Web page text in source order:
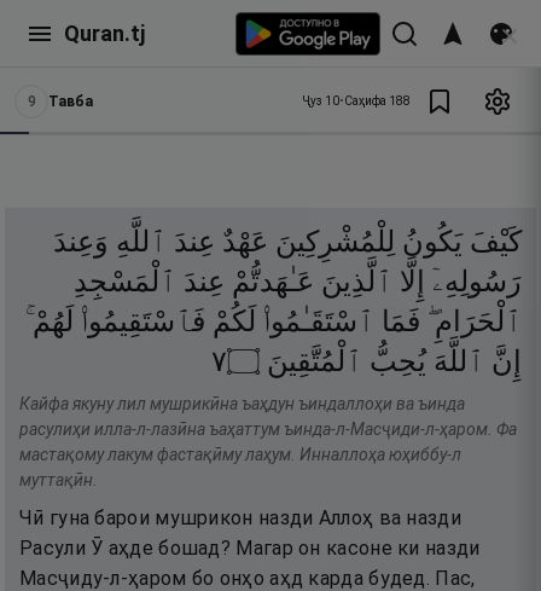
Quran.tj
9 Тавба Ҷуз 10•Саҳифа 188
كَيْفَ يَكُونُ لِلْمُشْرِكِينَ عَهْدٌ عِندَ ٱللَّهِ وَعِندَ
رَسُولِهِۦٓ
إِلَّا ٱلَّذِينَ عَـٰهَدتُّمْ عِندَ ٱلْمَسْجِدِ
ٱلْحَرَامِ ۖ فَمَا ٱسْتَقَـٰمُوا۟ لَكُمْ فَٱسْتَقِيمُوا۟ لَهُمْ ۚ
إِنَّ ٱللَّهَ يُحِبُّ ٱلْمُتَّقِينَ ۝٧
Кайфа якуну лил мушрикӣна ъаҳдун ъиндаллоҳи ва ъинда
расулиҳи илла-л-лазӣна ъаҳаттум ъинда-л-Масҷиди-л-ҳаром. Фа
мастақому лакум фастақӣму лаҳум. Инналлоҳа юҳиббу-л
муттақӣн.
Чӣ гуна барои мушрикон назди Аллоҳ ва назди
Расули Ӯ аҳде бошад? Магар он касоне ки назди
Масҷиду-л-ҳаром бо онҳо аҳд карда будед. Пас,